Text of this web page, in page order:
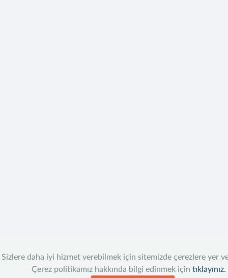
Sizlere daha iyi hizmet verebilmek için sitemizde çerezlere yer
Çerez politikamız hakkında bilgi edinmek için tıklayınız.